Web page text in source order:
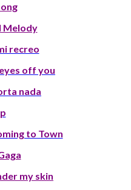
Melody
recreo
off you
nada
to Town
my skin